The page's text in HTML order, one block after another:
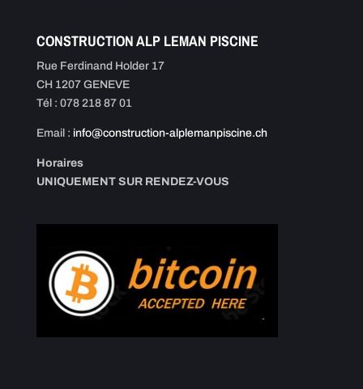
CONSTRUCTION ALP LEMAN PISCINE
Rue Ferdinand Holder 17
CH 1207 GENEVE
Tél : 078 218 87 01
Email : info@construction-alplemanpiscine.ch
Horaires
UNIQUEMENT SUR RENDEZ-VOUS